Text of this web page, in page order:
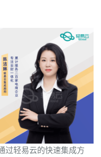
过轻易云的快速集成方